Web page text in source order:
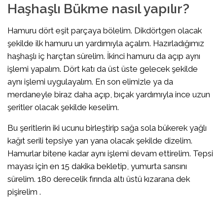
Haşhaşlı Bükme nasıl yapılır?
Hamuru dört eşit parçaya bölelim. Dikdörtgen olacak
şekilde ilk hamuru un yardımıyla açalım. Hazırladığımız
haşhaşlı iç harçtan sürelim. İkinci hamuru da açıp aynı
işlemi yapalım. Dört katı da üst üste gelecek şekilde
aynı işlemi uygulayalım. En son elimizle ya da
merdaneyle biraz daha açıp, bıçak yardımıyla ince uzun
şeritler olacak şekilde keselim.
Bu şeritlerin iki ucunu birleştirip sağa sola bükerek yağlı
kağıt serili tepsiye yan yana olacak şekilde dizelim.
Hamurlar bitene kadar aynı işlemi devam ettirelim. Tepsi
mayası için en 15 dakika bekletip, yumurta sarısını
sürelim. 180 derecelik fırında altı üstü kızarana dek
pişirelim .